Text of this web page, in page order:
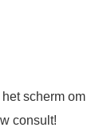
scherm om
consult!